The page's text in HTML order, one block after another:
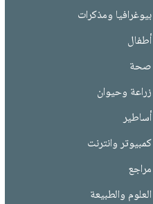
بيوغرافيا ومذكرات
أطفال
صحة
زراعة وحيوان
أساطير
كمبيوتر وانترنت
مراجع
العلوم والطبيعة